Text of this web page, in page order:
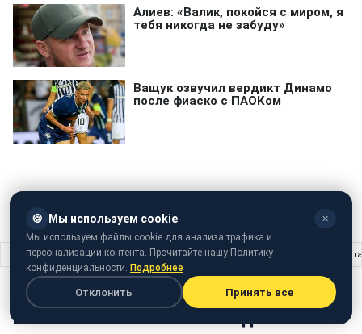
Главная › Жизнь › Елена Зеленская назвала один из лучших рецептов
ЖИЗНЬ 12 октября 2023 · 19:07
Елена Зеленская назвала один из
🍪 Мы используем cookie ✕
Мы используем файлы cookie для анализа трафика и
персонализации контента. Прочитайте нашу Политику
конфиденциальности. Подробнее
Отклонить Принять все